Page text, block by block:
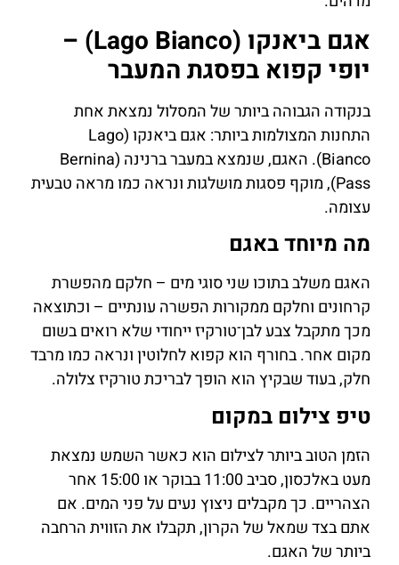
אגם ביאנקו (Lago Bianco) –
יופי קפוא בפסגת המעבר
בנקודה הגבוהה ביותר של המסלול נמצאת אחת
התחנות המצולמות ביותר: אגם ביאנקו (Lago
Bianco). האגם, שנמצא במעבר ברנינה (Bernina
Pass), מוקף פסגות מושלגות ונראה כמו מראה טבעית
עצומה.
מה מיוחד באגם
האגם משלב בתוכו שני סוגי מים – חלקם מהפשרת
קרחונים וחלקם ממקורות הפשרה עונתיים – וכתוצאה
מכך מתקבל צבע לבן־טורקיז ייחודי שלא רואים בשום
מקום אחר. בחורף הוא קפוא לחלוטין ונראה כמו מרבד
חלק, בעוד שבקיץ הוא הופך לבריכת טורקיז צלולה.
טיפ צילום במקום
הזמן הטוב ביותר לצילום הוא כאשר השמש נמצאת
מעט באלכסון, סביב 11:00 בבוקר או 15:00 אחר
הצהריים. כך מקבלים ניצוץ נעים על פני המים. אם
אתם בצד שמאל של הקרון, תקבלו את הזווית הרחבה
ביותר של האגם.